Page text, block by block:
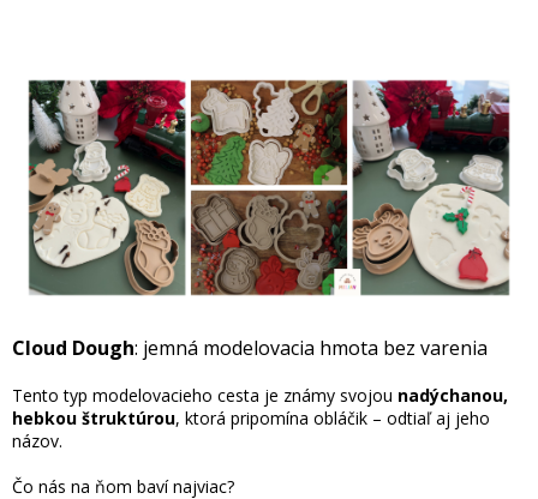
Hračky
podľa
veku
Hračky
podľa
príležitosti
raj
Cloud Dough: jemná modelovacia hmota bez varenia
Tento typ modelovacieho cesta je známy svojou nadýchanou,
hebkou štruktúrou, ktorá pripomína obláčik – odtiaľ aj jeho
názov.
Čo nás na ňom baví najviac?